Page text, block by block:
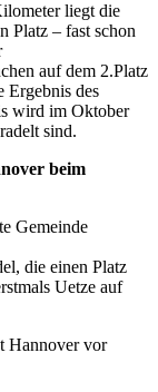
liegt die
Platz – fast schon
auf dem 2.Platz
Ergebnis des
wird im Oktober
sind.
beim
Gemeinde
die einen Platz
Uetze auf
Hannover vor